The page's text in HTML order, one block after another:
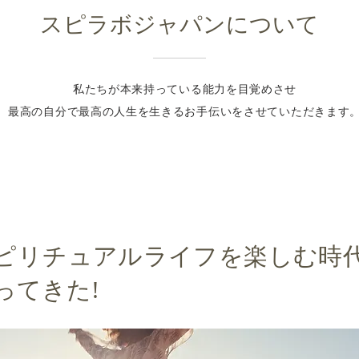
スピラボジャパンについて
私たちが本来持っている能力を目覚めさせ
最高の自分で最高の人生を生きるお手伝いをさせていただきます
リチュアルライフを楽しむ時
てきた!